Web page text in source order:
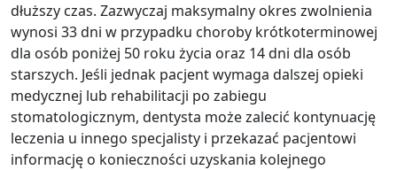
dłuższy czas. Zazwyczaj maksymalny okres zwolnienia
wynosi 33 dni w przypadku choroby krótkoterminowej
dla osób poniżej 50 roku życia oraz 14 dni dla osób
starszych. Jeśli jednak pacjent wymaga dalszej opieki
medycznej lub rehabilitacji po zabiegu
stomatologicznym, dentysta może zalecić kontynuację
leczenia u innego specjalisty i przekazać pacjentowi
informację o konieczności uzyskania kolejnego